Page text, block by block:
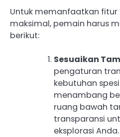
Untuk memanfaatkan fitur
maksimal, pemain harus
berikut:
Sesuaikan
pengaturan
kebutuhan
menambang
ruang bawah
transparansi
eksplorasi Anda.